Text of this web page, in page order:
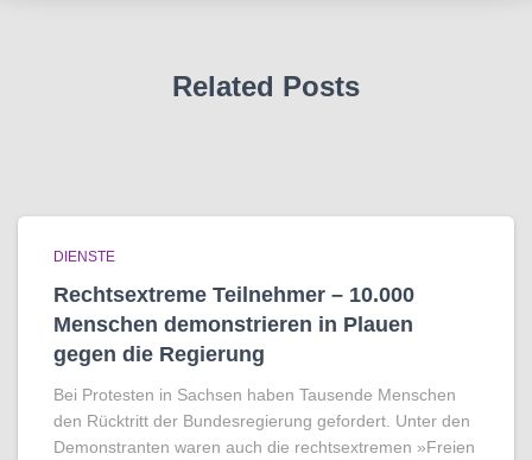
Related Posts
DIENSTE
Rechtsextreme Teilnehmer – 10.000
Menschen demonstrieren in Plauen
gegen die Regierung
Bei Protesten in Sachsen haben Tausende Menschen
den Rücktritt der Bundesregierung gefordert. Unter den
Demonstranten waren auch die rechtsextremen »Freien